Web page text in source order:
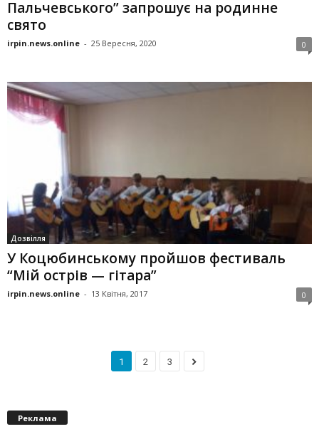
Пальчевського” запрошує на родинне
свято
irpin.news.online - 25 Вересня, 2020 0
Дозвілля
У Коцюбинському пройшов фестиваль
“Мій острів — гітара”
irpin.news.online - 13 Квітня, 2017 0
1 2 3
Реклама